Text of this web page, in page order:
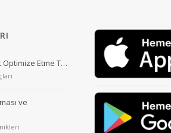
Optimize Etme T…
ve